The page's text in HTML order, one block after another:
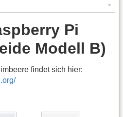
Pi
Modell B)
findet sich hier: